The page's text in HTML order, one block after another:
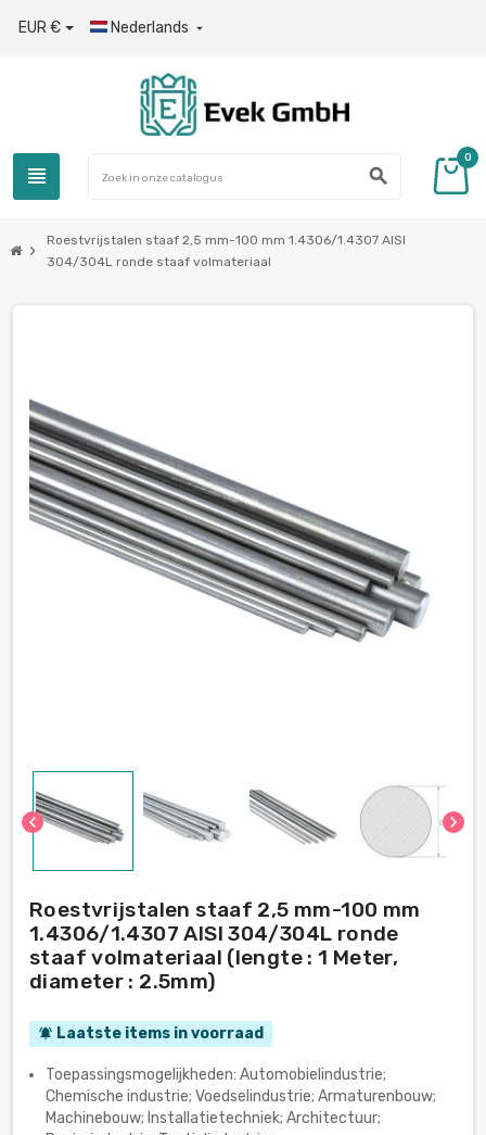
EUR € Nederlands 
view_headline search
0
chevron_right
Roestvrijstalen staaf 2,5 mm-100 mm 1.4306/1.4307 AISI
304/304L ronde staaf volmateriaal
chevron_left chevron_right
Roestvrijstalen staaf 2,5 mm-100 mm
1.4306/1.4307 AISI 304/304L ronde
staaf volmateriaal (lengte : 1 Meter,
diameter : 2.5mm)
notifications_active Laatste items in voorraad
Toepassingsmogelijkheden: Automobielindustrie;
Chemische industrie; Voedselindustrie; Armaturenbouw;
Machinebouw; Installatietechniek; Architectuur;